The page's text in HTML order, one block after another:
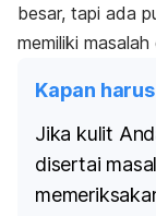
besar, tapi ada
memiliki
Kapan
Jika kulit
disertai